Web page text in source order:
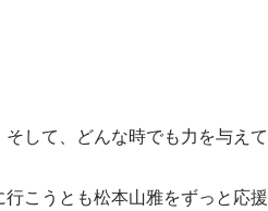
して、どんな時でも力を与えて
こうとも松本山雅をずっと応援